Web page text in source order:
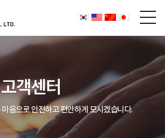
고객센터
음으로 안전하고 편안하게 모시겠습니다.